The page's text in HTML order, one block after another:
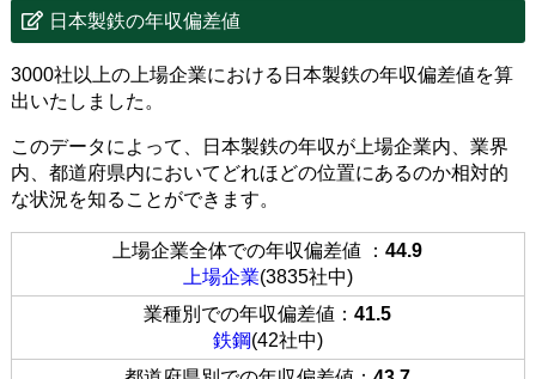
日本製鉄の年収偏差値
3000社以上の上場企業における日本製鉄の年収偏差値を算
出いたしました。
このデータによって、日本製鉄の年収が上場企業内、業界
内、都道府県内においてどれほどの位置にあるのか相対的
な状況を知ることができます。
上場企業全体での年収偏差値 ：44.9
上場企業(3835社中)
業種別での年収偏差値：41.5
鉄鋼(42社中)